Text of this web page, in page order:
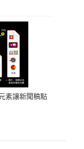
素讓新聞稿點